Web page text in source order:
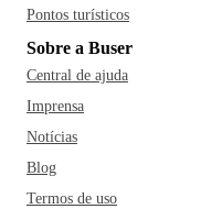
Pontos turísticos
Sobre a Buser
Central de ajuda
Imprensa
Notícias
Blog
Termos de uso